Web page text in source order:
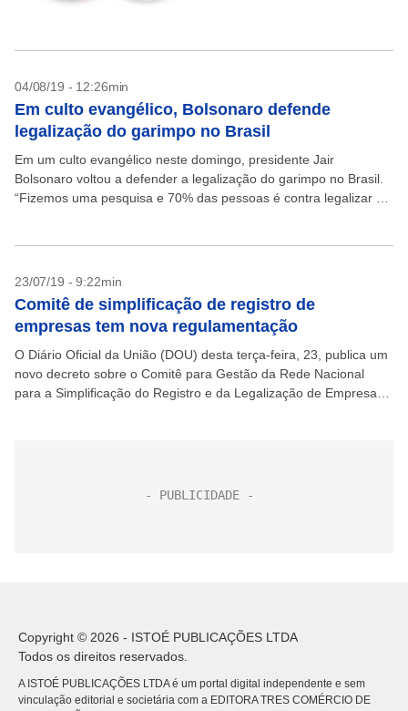
04/08/19 - 12:26min
Em culto evangélico, Bolsonaro defende
legalização do garimpo no Brasil
Em um culto evangélico neste domingo, presidente Jair
Bolsonaro voltou a defender a legalização do garimpo no Brasil.
“Fizemos uma pesquisa e 70% das pessoas é contra legalizar o
23/07/19 - 9:22min
Comitê de simplificação de registro de
empresas tem nova regulamentação
O Diário Oficial da União (DOU) desta terça-feira, 23, publica um
novo decreto sobre o Comitê para Gestão da Rede Nacional
para a Simplificação do Registro e da Legalização de Empresas
Copyright © 2026 - ISTOÉ PUBLICAÇÕES LTDA
Todos os direitos reservados.
A ISTOÉ PUBLICAÇÕES LTDA é um portal digital independente e sem
vinculação editorial e societária com a EDITORA TRES COMÉRCIO DE